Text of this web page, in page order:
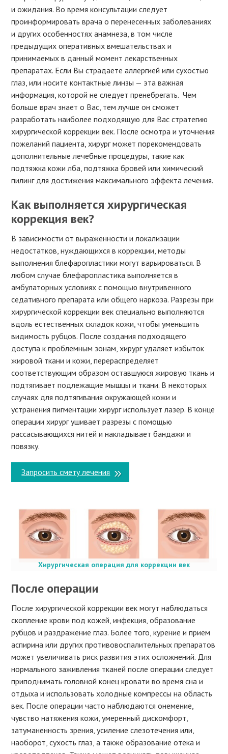
и ожидания. Во время консультации следует
проинформировать врача о перенесенных заболеваниях
и других особенностях анамнеза, в том числе
предыдущих оперативных вмешательствах и
принимаемых в данный момент лекарственных
препаратах. Если Вы страдаете аллергией или сухостью
глаз, или носите контактные линзы — эта важная
информация, которой не следует пренебрегать. Чем
больше врач знает о Вас, тем лучше он сможет
разработать наиболее подходящую для Вас стратегию
хирургической коррекции век. После осмотра и уточнения
пожеланий пациента, хирург может порекомендовать
дополнительные лечебные процедуры, такие как
подтяжка кожи лба, подтяжка бровей или химический
пилинг для достижения максимального эффекта лечения.
Как выполняется хирургическая
коррекция век?
В зависимости от выраженности и локализации
недостатков, нуждающихся в коррекции, методы
выполнения блефаропластики могут варьироваться. В
любом случае блефаропластика выполняется в
амбулаторных условиях с помощью внутривенного
седативного препарата или общего наркоза. Разрезы при
хирургической коррекции век специально выполняются
вдоль естественных складок кожи, чтобы уменьшить
видимость рубцов. После создания подходящего
доступа к проблемным зонам, хирург удаляет избыток
жировой ткани и кожи, перераспределяет
соответствующим образом оставшуюся жировую ткань и
подтягивает подлежащие мышцы и ткани. В некоторых
случаях для подтягивания окружающей кожи и
устранения пигментации хирург использует лазер. В конце
операции хирург ушивает разрезы с помощью
рассасывающихся нитей и накладывает бандажи и
повязку.
Запросить смету лечения
Хирургическая операция для коррекции век
После операции
После хирургической коррекции век могут наблюдаться
скопление крови под кожей, инфекция, образование
рубцов и раздражение глаз. Более того, курение и прием
аспирина или других противовоспалительных препаратов
может увеличивать риск развития этих осложнений. Для
нормального заживления тканей после операции следует
приподнимать головной конец кровати во время сна и
отдыха и использовать холодные компрессы на область
век. После операции часто наблюдаются онемение,
чувство натяжения кожи, умеренный дискомфорт,
затуманенность зрения, усиление слезотечения или,
наоборот, сухость глаз, а также образование отека и